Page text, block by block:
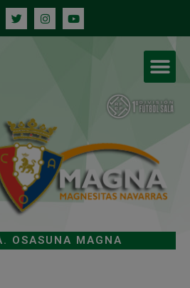
OSASUNA MAGNA